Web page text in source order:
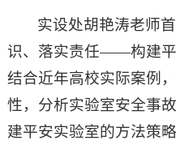
实设处胡艳涛老师
识、落实责任——构建平
结合近年高校实际案例
性，分析实验室安全事
建平安实验室的方法策